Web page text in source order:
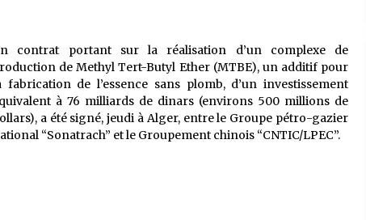
contrat portant sur la réalisation d’un complexe de
de Methyl Tert-Butyl Ether (MTBE), un additif pour
fabrication de l’essence sans plomb, d’un investissement
à 76 milliards de dinars (environs 500 millions de
a été signé, jeudi à Alger, entre le Groupe pétro-gazier
“Sonatrach” et le Groupement chinois “CNTIC/LPEC”.